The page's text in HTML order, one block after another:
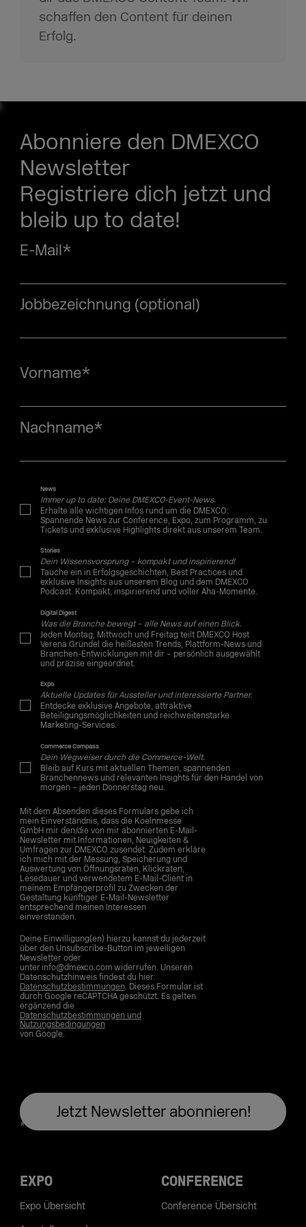
schaffen den Content für deinen
Erfolg.
Abonniere den DMEXCO
Newsletter
Registriere dich jetzt und
bleib up to date!
E-Mail*
Jobbezeichnung (optional)
Vorname*
Nachname*
News
Immer up to date: Deine DMEXCO-Event-News.
Erhalte alle wichtigen Infos rund um die DMEXCO:
Spannende News zur Conference, Expo, zum Programm, zu
Tickets und exklusive Highlights direkt aus unserem Team.
Stories
Dein Wissensvorsprung – kompakt und inspirierend!
Tauche ein in Erfolgsgeschichten, Best Practices und
exklusive Insights aus unserem Blog und dem DMEXCO
Podcast. Kompakt, inspirierend und voller Aha-Momente.
Digital Digest
Was die Branche bewegt – alle News auf einen Blick.
Jeden Montag, Mittwoch und Freitag teilt DMEXCO Host
Verena Gründel die heißesten Trends, Plattform-News und
Branchen-Entwicklungen mit dir – persönlich ausgewählt
und präzise eingeordnet.
Expo
Aktuelle Updates für Aussteller und interessierte Partner.
Entdecke exklusive Angebote, attraktive
Beteiligungsmöglichkeiten und reichweitenstarke
Marketing-Services.
Commerce Compass
Dein Wegweiser durch die Commerce-Welt.
Bleib auf Kurs mit aktuellen Themen, spannenden
Branchennews und relevanten Insights für den Handel von
morgen – jeden Donnerstag neu.
Mit dem Absenden dieses Formulars gebe ich
mein Einverständnis, dass die Koelnmesse
GmbH mir den/die von mir abonnierten E-Mail-
Newsletter mit Informationen, Neuigkeiten &
Umfragen zur DMEXCO zusendet. Zudem erkläre
ich mich mit der Messung, Speicherung und
Auswertung von Öffnungsraten, Klickraten,
Lesedauer und verwendetem E-Mail-Client in
meinem Empfängerprofil zu Zwecken der
Gestaltung künftiger E-Mail-Newsletter
entsprechend meinen Interessen
einverstanden.
Deine Einwilligung(en) hierzu kannst du jederzeit
über den Unsubscribe-Button im jeweiligen
Newsletter oder
unter info@dmexco.com widerrufen. Unseren
Datenschutzhinweis findest du hier:
Datenschutzbestimmungen. Dieses Formular ist
durch Google reCAPTCHA geschützt. Es gelten
ergänzend die
Datenschutzbestimmungen und
Nutzungsbedingungen
von Google.
EXPO
Expo Übersicht
CONFERENCE
Conference Übersicht